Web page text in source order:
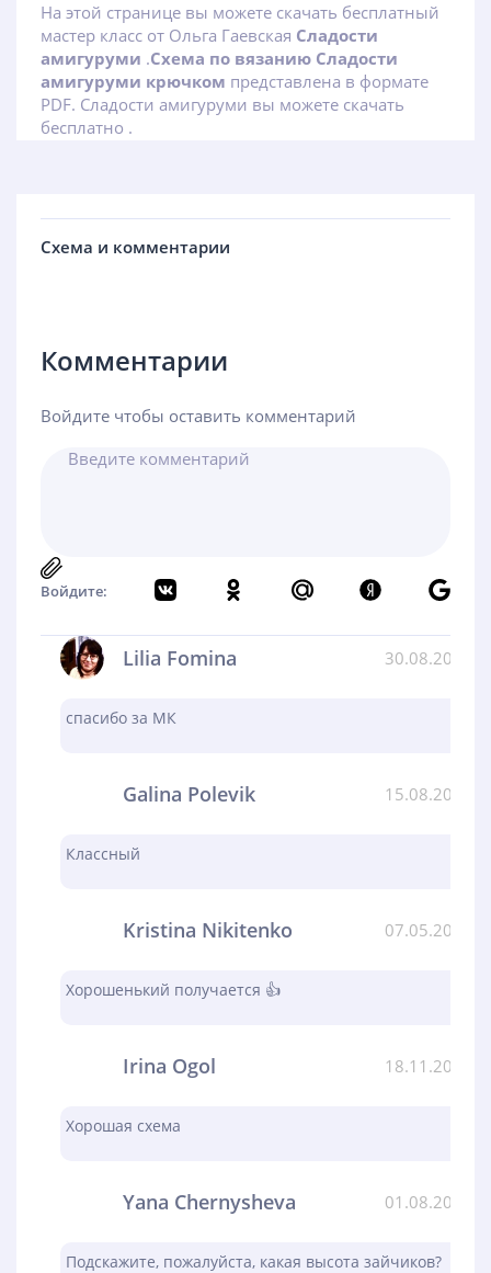
На этой странице вы можете скачать бесплатный
мастер класс от Ольга Гаевская Сладости
амигуруми .Схема по вязанию Сладости
амигуруми крючком представлена в формате
PDF. Сладости амигуруми вы можете скачать
бесплатно .
Схема и комментарии
Комментарии
Войдите чтобы оставить комментарий
Войдите:
Lilia Fomina 30.08.2024
спасибо за МК
Galina Polevik 15.08.2024
Классный
Kristina Nikitenko 07.05.2024
Хорошенький получается 👍
Irina Ogol 18.11.2023
Хорошая схема
Yana Chernysheva 01.08.2023
Подскажите, пожалуйста, какая высота зайчиков?